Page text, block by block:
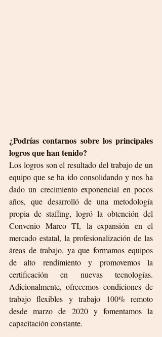
¿Podrías contarnos sobre los principales
logros que han tenido?
Los logros son el resultado del trabajo de un
equipo que se ha ido consolidando y nos ha
dado un crecimiento exponencial en pocos
años, que desarrolló de una metodología
propia de staffing, logró la obtención del
Convenio Marco TI, la expansión en el
mercado estatal, la profesionalización de las
áreas de trabajo, ya que formamos equipos
de alto rendimiento y promovemos la
certificación en nuevas tecnologías.
Adicionalmente, ofrecemos condiciones de
trabajo flexibles y trabajo 100% remoto
desde marzo de 2020 y fomentamos la
capacitación constante.